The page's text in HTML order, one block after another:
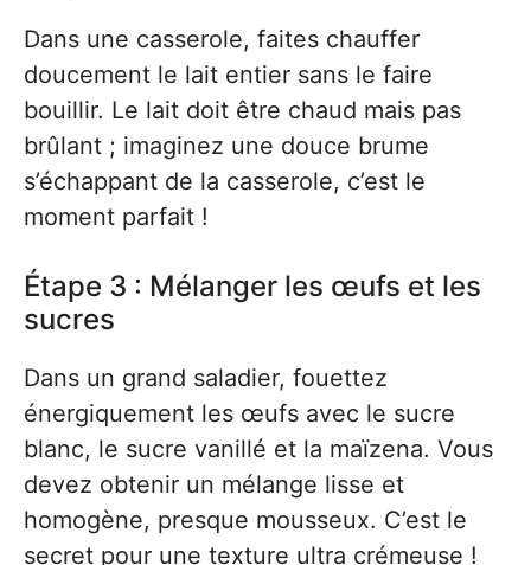
Dans une casserole, faites chauffer
doucement le lait entier sans le faire
bouillir. Le lait doit être chaud mais pas
brûlant ; imaginez une douce brume
s’échappant de la casserole, c’est le
moment parfait !
Étape 3 : Mélanger les œufs et les
sucres
Dans un grand saladier, fouettez
énergiquement les œufs avec le sucre
blanc, le sucre vanillé et la maïzena. Vous
devez obtenir un mélange lisse et
homogène, presque mousseux. C’est le
secret pour une texture ultra crémeuse !